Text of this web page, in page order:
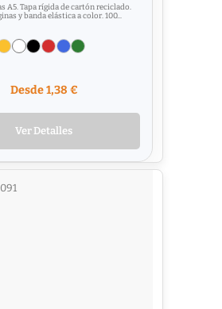
A5. Tapa rígida de cartón reciclado.
y banda elástica a color. 100...
Desde 1,38 €
Ver Detalles